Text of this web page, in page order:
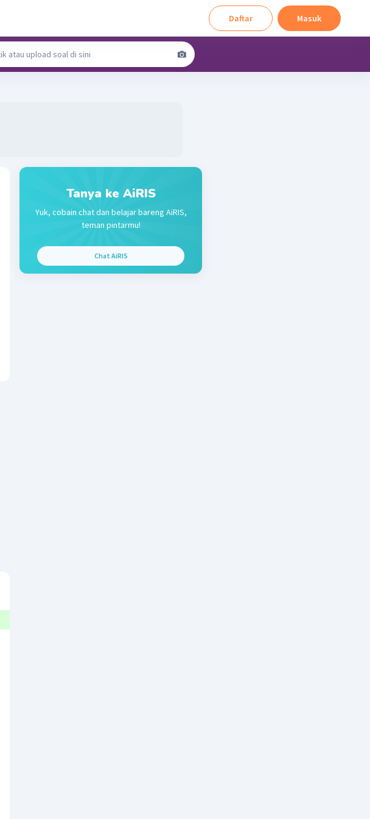
Daftar Masuk
Tanya ke AiRIS
Yuk, cobain chat dan belajar bareng AiRIS,
teman pintarmu!
Chat AiRIS